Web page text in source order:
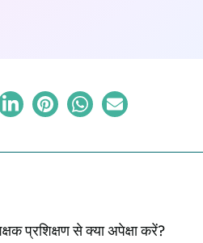
प्रशिक्षण से क्या अपेक्षा करें?